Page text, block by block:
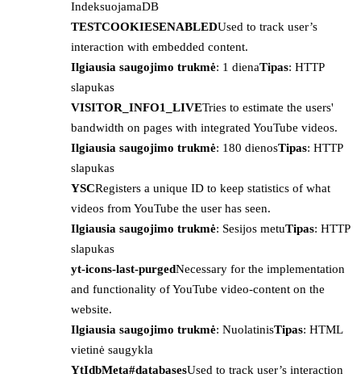
IndeksuojamaDB
TESTCOOKIESENABLEDUsed to track user’s
interaction with embedded content.
Ilgiausia saugojimo trukmė: 1 dienaTipas: HTTP
slapukas
VISITOR_INFO1_LIVETries to estimate the users'
bandwidth on pages with integrated YouTube videos.
Ilgiausia saugojimo trukmė: 180 dienosTipas: HTTP
slapukas
YSCRegisters a unique ID to keep statistics of what
videos from YouTube the user has seen.
Ilgiausia saugojimo trukmė: Sesijos metuTipas: HTTP
slapukas
yt-icons-last-purgedNecessary for the implementation
and functionality of YouTube video-content on the
website.
Ilgiausia saugojimo trukmė: NuolatinisTipas: HTML
vietinė saugykla
YtIdbMeta#databasesUsed to track user’s interaction